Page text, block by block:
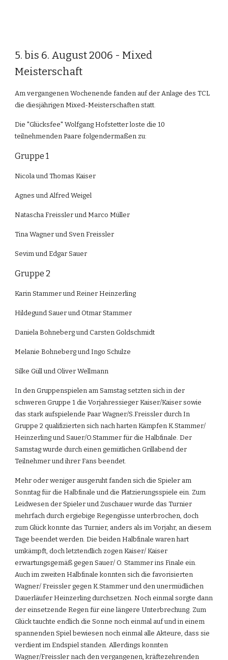
5. bis 6. August 2006 - Mixed
Meisterschaft
Am vergangenen Wochenende fanden auf der Anlage des TCL
die diesjährigen Mixed-Meisterschaften statt.
Die "Glücksfee" Wolfgang Hofstetter loste die 10
teilnehmenden Paare folgendermaßen zu:
Gruppe 1
Nicola und Thomas Kaiser
Agnes und Alfred Weigel
Natascha Freissler und Marco Müller
Tina Wagner und Sven Freissler
Sevim und Edgar Sauer
Gruppe 2
Karin Stammer und Reiner Heinzerling
Hildegund Sauer und Otmar Stammer
Daniela Bohneberg und Carsten Goldschmidt
Melanie Bohneberg und Ingo Schulze
Silke Güll und Oliver Wellmann
In den Gruppenspielen am Samstag setzten sich in der
schweren Gruppe 1 die Vorjahressieger Kaiser/Kaiser sowie
das stark aufspielende Paar Wagner/S.Freissler durch In
Gruppe 2 qualifizierten sich nach harten Kämpfen K.Stammer/
Heinzerling und Sauer/O.Stammer für die Halbfinale. Der
Samstag wurde durch einen gemütlichen Grillabend der
Teilnehmer und ihrer Fans beendet.
Mehr oder weniger ausgeruht fanden sich die Spieler am
Sonntag für die Halbfinale und die Platzierungsspiele ein. Zum
Leidwesen der Spieler und Zuschauer wurde das Turnier
mehrfach durch ergiebige Regengüsse unterbrochen, doch
zum Glück konnte das Turnier, anders als im Vorjahr, an diesem
Tage beendet werden. Die beiden Halbfinale waren hart
umkämpft, doch letztendlich zogen Kaiser/ Kaiser
erwartungsgemäß gegen Sauer/ O. Stammer ins Finale ein.
Auch im zweiten Halbfinale konnten sich die favorisierten
Wagner/ Freissler gegen K.Stammer und den unermüdlichen
Dauerläufer Heinzerling durchsetzen. Noch einmal sorgte dann
der einsetzende Regen für eine längere Unterbrechung. Zum
Glück tauchte endlich die Sonne noch einmal auf und in einem
spannenden Spiel bewiesen noch einmal alle Akteure, dass sie
verdient im Endspiel standen. Allerdings konnten
Wagner/Freissler nach den vergangenen, kräftezehrenden